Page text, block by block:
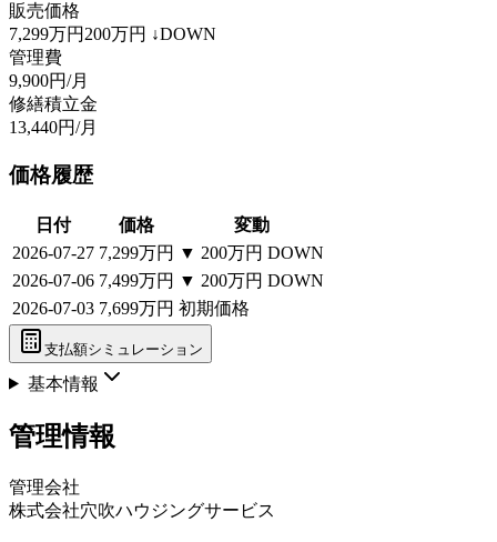
販売価格
7,299万円 200万円 ↓DOWN
管理費
9,900円/月
修繕積立金
13,440円/月
価格履歴
日付 価格
変動
2026-07-27 7,299万円 ▼ 200万円 DOWN
2026-07-06 7,499万円 ▼ 200万円 DOWN
2026-07-03 7,699万円 初期価格
支払額シミュレーション
基本情報
管理情報
管理会社
株式会社穴吹ハウジングサービス